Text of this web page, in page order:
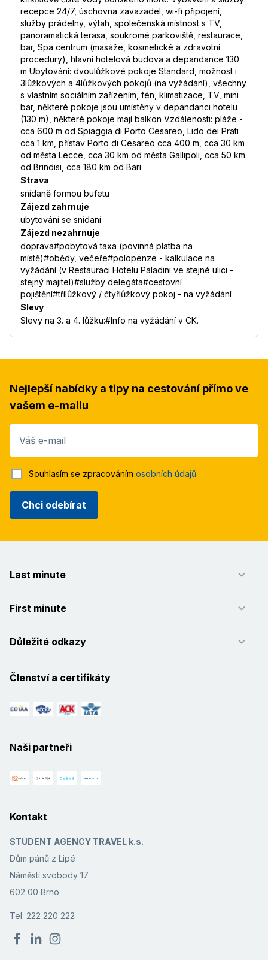
recepce 24/7, úschovna zavazadel, wi-fi připojení,
služby prádelny, výtah, společenská místnost s TV,
panoramatická terasa, soukromé parkoviště, restaurace,
bar, Spa centrum (masáže, kosmetické a zdravotní
procedury), hlavní hotelová budova a depandance 130
m Ubytování: dvoulůžkové pokoje Standard, možnost i
3lůžkových a 4lůžkových pokojů (na vyžádání), všechny
s vlastním sociálním zařízením, fén, klimatizace, TV, mini
bar, některé pokoje jsou umístěny v depandanci hotelu
(130 m), některé pokoje mají balkon Vzdálenosti: pláže -
cca 600 m od Spiaggia di Porto Cesareo, Lido dei Prati
cca 1 km, přístav Porto di Cesareo cca 400 m, cca 30 km
od města Lecce, cca 30 km od města Gallipoli, cca 50 km
od Brindisi, cca 180 km od Bari
Strava
snídaně formou bufetu
Zájezd zahrnuje
ubytování se snídaní
Zájezd nezahrnuje
doprava#pobytová taxa (povinná platba na
místě)#obědy, večeře#polopenze - kalkulace na
vyžádání (v Restauraci Hotelu Paladini ve stejné ulici -
stejný majitel)#služby delegáta#cestovní
pojištění#třílůžkový / čtyřlůžkový pokoj - na vyžádání
Slevy
Slevy na 3. a 4. lůžku:#Info na vyžádání v CK.
Nejlepší nabídky a tipy na cestování přímo ve
vašem e-mailu
Váš e-mail
Chci odebírat
Souhlasím se zpracováním osobních údajů
Last minute
First minute
Důležité odkazy
Členství a certifikáty
Naši partneři
Kontakt
STUDENT AGENCY TRAVEL k.s.
Dům pánů z Lipé
Náměstí svobody 17
602 00 Brno
Tel: 222 220 222